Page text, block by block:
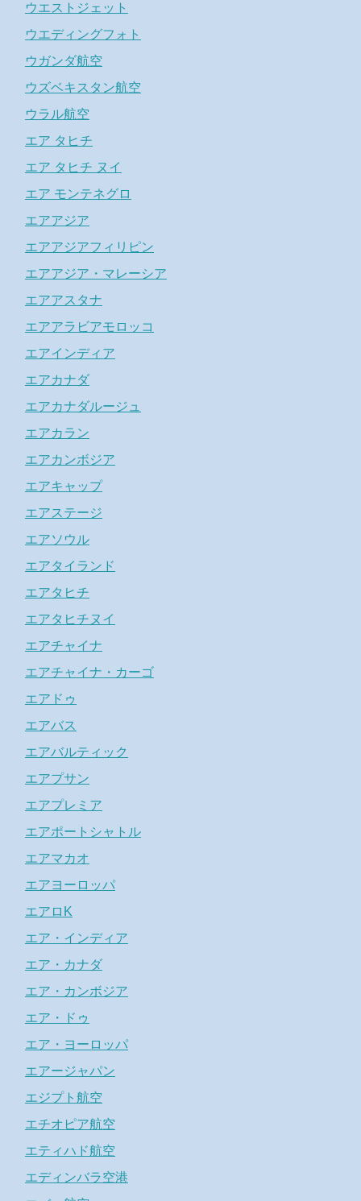
ウエストジェット
ウエディングフォト
ウガンダ航空
ウズベキスタン航空
ウラル航空
エア タヒチ
エア タヒチ ヌイ
エア モンテネグロ
エアアジア
エアアジアフィリピン
エアアジア・マレーシア
エアアスタナ
エアアラビアモロッコ
エアインディア
エアカナダ
エアカナダルージュ
エアカラン
エアカンボジア
エアキャップ
エアステージ
エアソウル
エアタイランド
エアタヒチ
エアタヒチヌイ
エアチャイナ
エアチャイナ・カーゴ
エアドゥ
エアバス
エアバルティック
エアプサン
エアプレミア
エアポートシャトル
エアマカオ
エアヨーロッパ
エアロK
エア・インディア
エア・カナダ
エア・カンボジア
エア・ドゥ
エア・ヨーロッパ
エアージャパン
エジプト航空
エチオピア航空
エティハド航空
エディンバラ空港